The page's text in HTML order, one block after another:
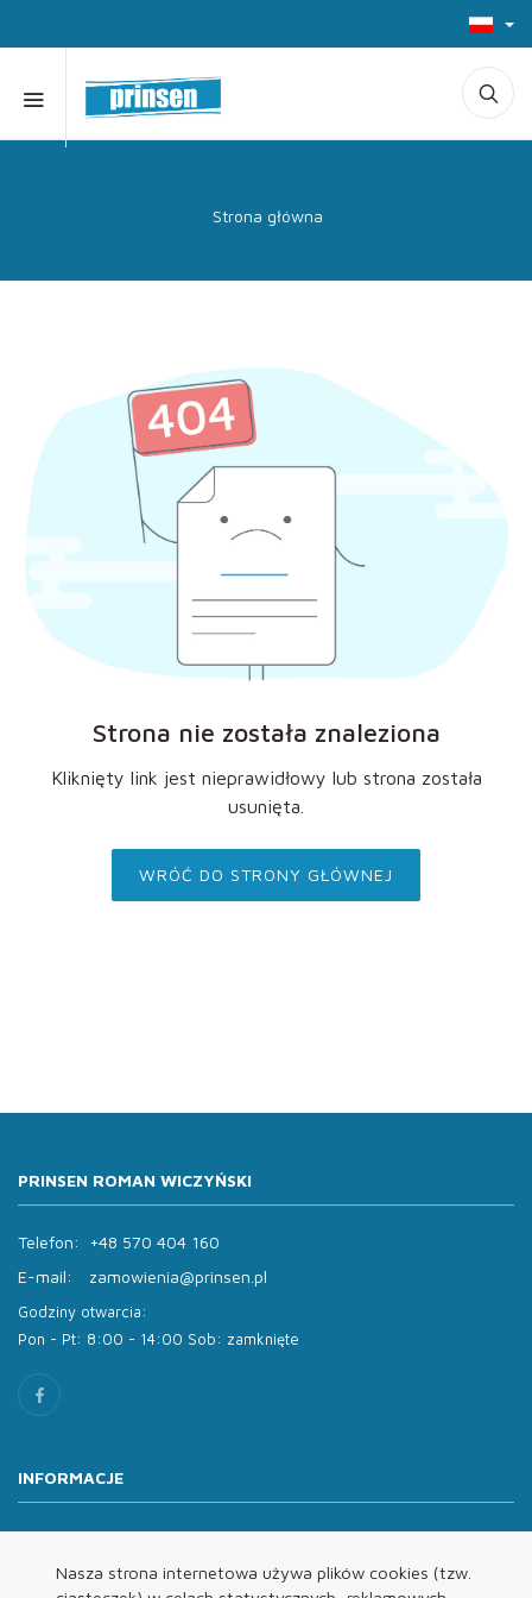
Nasza strona internetowa używa plików cookies (tzw.
Strona główna
Strona nie została znaleziona
Kliknięty link jest nieprawidłowy lub strona została
usunięta.
WRÓĆ DO STRONY GŁÓWNEJ
PRINSEN ROMAN WICZYŃSKI
Telefon:
+48 570 404 160
E-mail:
zamowienia@prinsen.pl
Godziny otwarcia:
Pon - Pt: 8:00 - 14:00 Sob: zamknięte
INFORMACJE
Oferta